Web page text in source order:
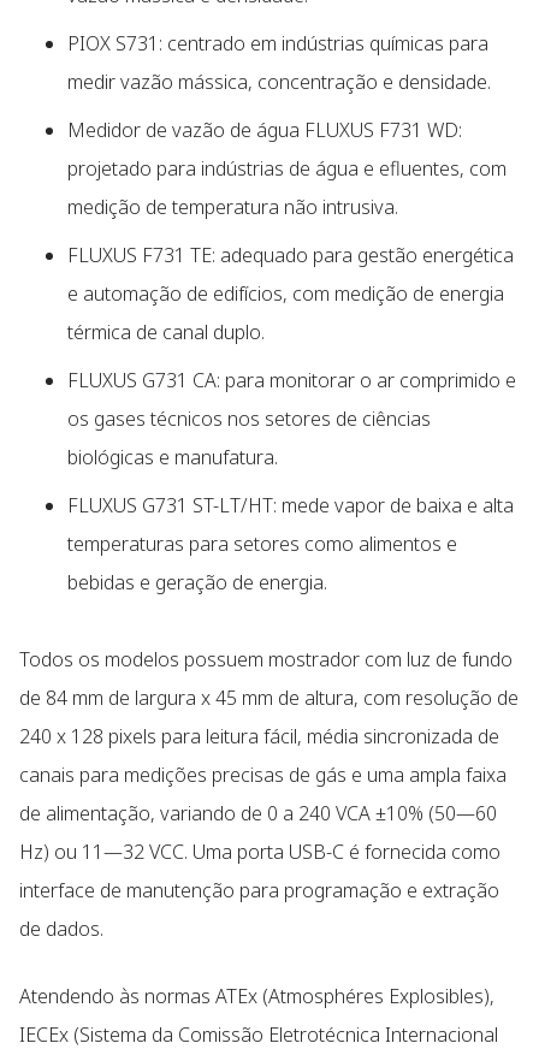
PIOX S731: centrado em indústrias químicas para
medir vazão mássica, concentração e densidade.
Medidor de vazão de água FLUXUS F731 WD:
projetado para indústrias de água e efluentes, com
medição de temperatura não intrusiva.
FLUXUS F731 TE: adequado para gestão energética
e automação de edifícios, com medição de energia
térmica de canal duplo.
FLUXUS G731 CA: para monitorar o ar comprimido e
os gases técnicos nos setores de ciências
biológicas e manufatura.
FLUXUS G731 ST-LT/HT: mede vapor de baixa e alta
temperaturas para setores como alimentos e
bebidas e geração de energia.
Todos os modelos possuem mostrador com luz de fundo
de 84 mm de largura x 45 mm de altura, com resolução de
240 x 128 pixels para leitura fácil, média sincronizada de
canais para medições precisas de gás e uma ampla faixa
de alimentação, variando de 0 a 240 VCA ±10% (50—60
Hz) ou 11—32 VCC. Uma porta USB-C é fornecida como
interface de manutenção para programação e extração
de dados.
Atendendo às normas ATEx (Atmosphéres Explosibles),
IECEx (Sistema da Comissão Eletrotécnica Internacional